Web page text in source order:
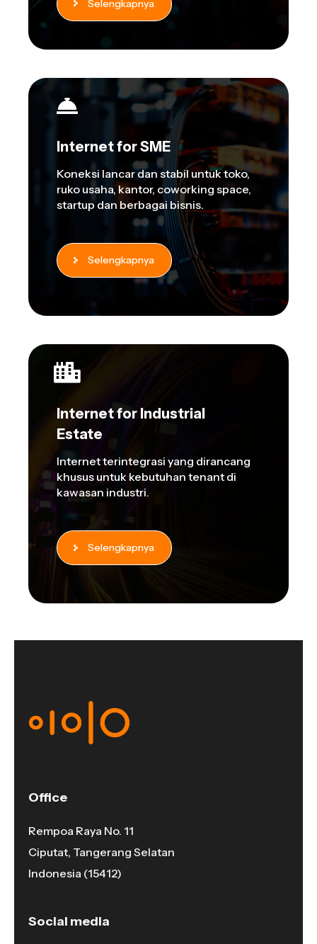
Selengkapnya
Internet for SME
Koneksi lancar dan stabil untuk toko,
ruko usaha, kantor, coworking space,
startup dan berbagai bisnis.
Selengkapnya
Internet for Industrial
Estate
Internet terintegrasi yang dirancang
khusus untuk kebutuhan tenant di
kawasan industri.
Selengkapnya
Office
Rempoa Raya No. 11
Ciputat, Tangerang Selatan
Indonesia (15412)
Social media